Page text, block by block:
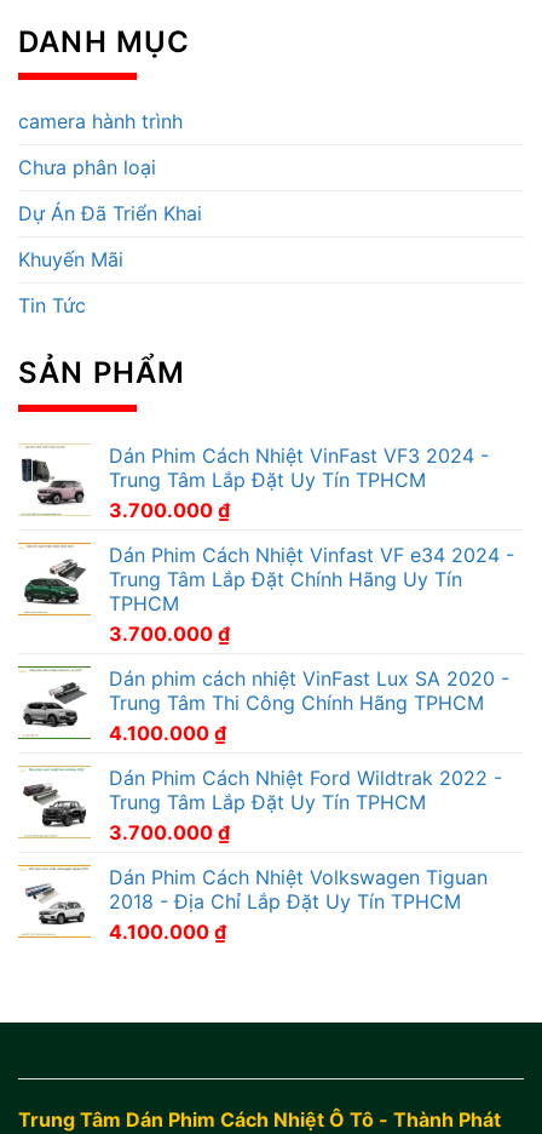
DANH MỤC
camera hành trình
Chưa phân loại
Dự Án Đã Triển Khai
Khuyến Mãi
Tin Tức
SẢN PHẨM
Dán Phim Cách Nhiệt VinFast VF3 2024 -
Trung Tâm Lắp Đặt Uy Tín TPHCM
3.700.000 ₫
Dán Phim Cách Nhiệt Vinfast VF e34 2024 -
Trung Tâm Lắp Đặt Chính Hãng Uy Tín
TPHCM
3.700.000 ₫
Dán phim cách nhiệt VinFast Lux SA 2020 -
Trung Tâm Thi Công Chính Hãng TPHCM
4.100.000 ₫
Dán Phim Cách Nhiệt Ford Wildtrak 2022 -
Trung Tâm Lắp Đặt Uy Tín TPHCM
3.700.000 ₫
Dán Phim Cách Nhiệt Volkswagen Tiguan
2018 - Địa Chỉ Lắp Đặt Uy Tín TPHCM
4.100.000 ₫
Trung Tâm Dán Phim Cách Nhiệt Ô Tô - Thành Phát